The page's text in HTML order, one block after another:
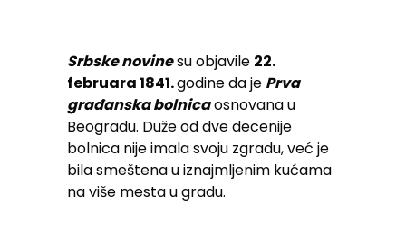
Srbske novinesu objavile 22.
februara 1841.godine da je Prva
građanska bolnicaosnovana u
Beogradu. Duže od dve decenije
bolnica nije imala svoju zgradu, već je
bila smeštena u iznajmljenim kućama
na više mesta u gradu.